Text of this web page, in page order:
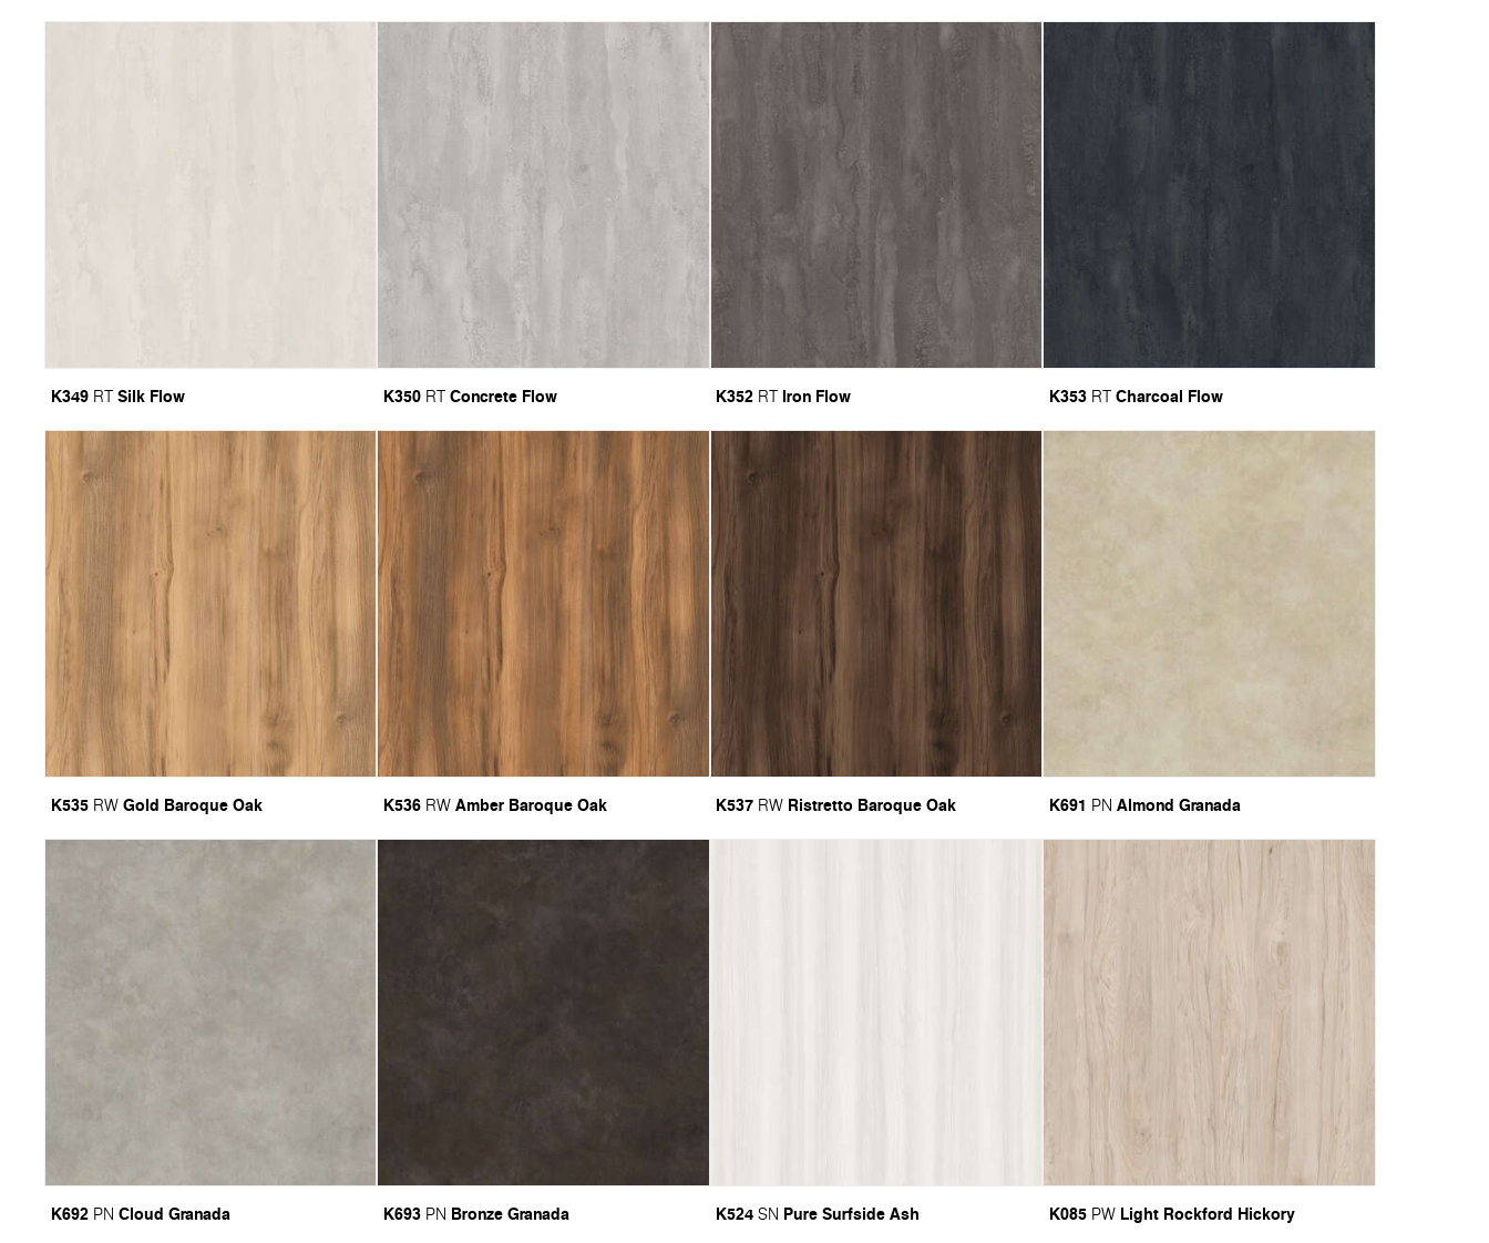
K349 RT Silk Flow K350 RT Concrete Flow K352 RT Iron Flow K353 RT Charcoal Flow
K535 RW Gold Baroque Oak K536 RW Amber Baroque Oak K537 RW Ristretto Baroque Oak K691 PN Almond Granada
K692 PN Cloud Granada K693 PN Bronze Granada K524 SN Pure Surfside Ash K085 PW Light Rockford Hickory